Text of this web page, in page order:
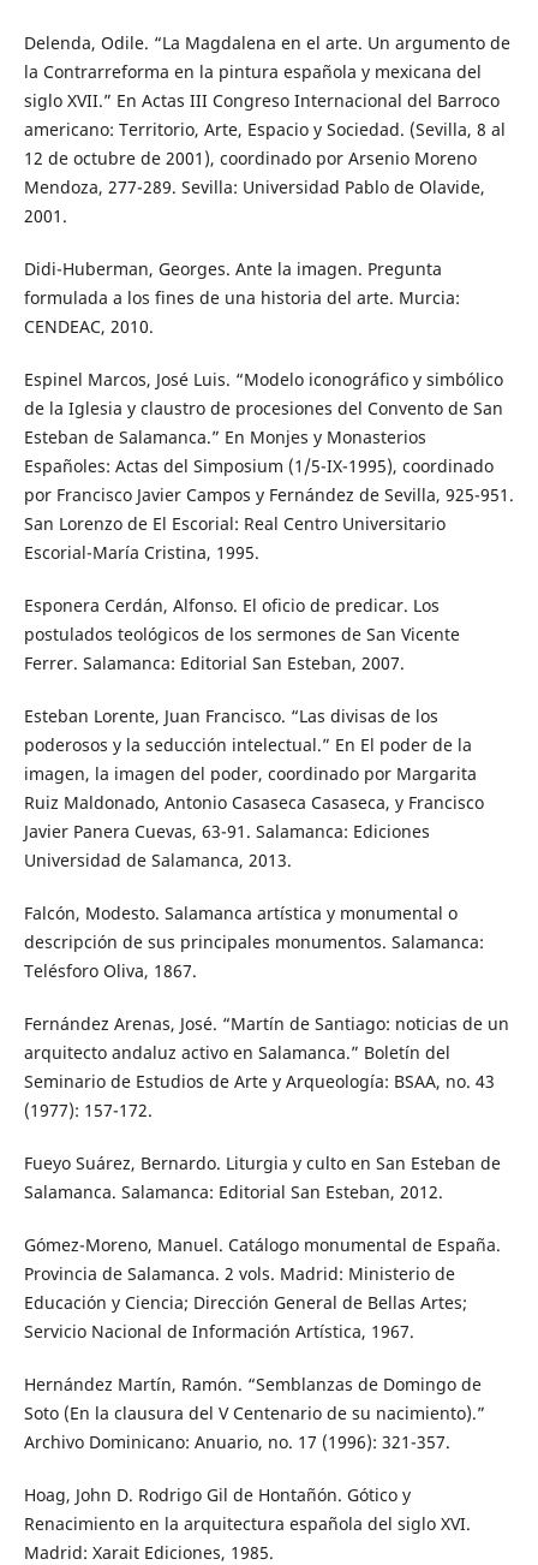
Delenda, Odile. “La Magdalena en el arte. Un argumento de
la Contrarreforma en la pintura española y mexicana del
siglo XVII.” En Actas III Congreso Internacional del Barroco
americano: Territorio, Arte, Espacio y Sociedad. (Sevilla, 8 al
12 de octubre de 2001), coordinado por Arsenio Moreno
Mendoza, 277-289. Sevilla: Universidad Pablo de Olavide,
2001.
Didi-Huberman, Georges. Ante la imagen. Pregunta
formulada a los fines de una historia del arte. Murcia:
CENDEAC, 2010.
Espinel Marcos, José Luis. “Modelo iconográfico y simbólico
de la Iglesia y claustro de procesiones del Convento de San
Esteban de Salamanca.” En Monjes y Monasterios
Españoles: Actas del Simposium (1/5-IX-1995), coordinado
por Francisco Javier Campos y Fernández de Sevilla, 925-951.
San Lorenzo de El Escorial: Real Centro Universitario
Escorial-María Cristina, 1995.
Esponera Cerdán, Alfonso. El oficio de predicar. Los
postulados teológicos de los sermones de San Vicente
Ferrer. Salamanca: Editorial San Esteban, 2007.
Esteban Lorente, Juan Francisco. “Las divisas de los
poderosos y la seducción intelectual.” En El poder de la
imagen, la imagen del poder, coordinado por Margarita
Ruiz Maldonado, Antonio Casaseca Casaseca, y Francisco
Javier Panera Cuevas, 63-91. Salamanca: Ediciones
Universidad de Salamanca, 2013.
Falcón, Modesto. Salamanca artística y monumental o
descripción de sus principales monumentos. Salamanca:
Telésforo Oliva, 1867.
Fernández Arenas, José. “Martín de Santiago: noticias de un
arquitecto andaluz activo en Salamanca.” Boletín del
Seminario de Estudios de Arte y Arqueología: BSAA, no. 43
(1977): 157-172.
Fueyo Suárez, Bernardo. Liturgia y culto en San Esteban de
Salamanca. Salamanca: Editorial San Esteban, 2012.
Gómez-Moreno, Manuel. Catálogo monumental de España.
Provincia de Salamanca. 2 vols. Madrid: Ministerio de
Educación y Ciencia; Dirección General de Bellas Artes;
Servicio Nacional de Información Artística, 1967.
Hernández Martín, Ramón. “Semblanzas de Domingo de
Soto (En la clausura del V Centenario de su nacimiento).”
Archivo Dominicano: Anuario, no. 17 (1996): 321-357.
Hoag, John D. Rodrigo Gil de Hontañón. Gótico y
Renacimiento en la arquitectura española del siglo XVI.
Madrid: Xarait Ediciones, 1985.